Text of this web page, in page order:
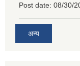
Post date: 08/30/
अन्य